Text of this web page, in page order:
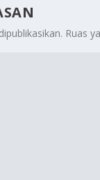
Ruas